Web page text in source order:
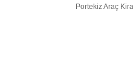
Portekiz Araç